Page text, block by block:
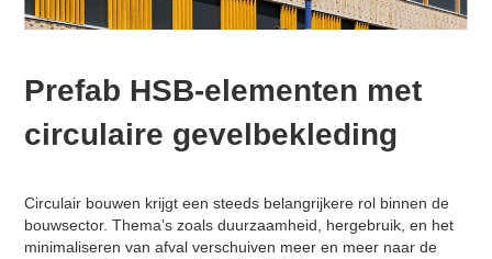
Prefab HSB-elementen met
circulaire gevelbekleding
Circulair bouwen krijgt een steeds belangrijkere rol binnen de
bouwsector. Thema’s zoals duurzaamheid, hergebruik, en het
minimaliseren van afval verschuiven meer en meer naar de